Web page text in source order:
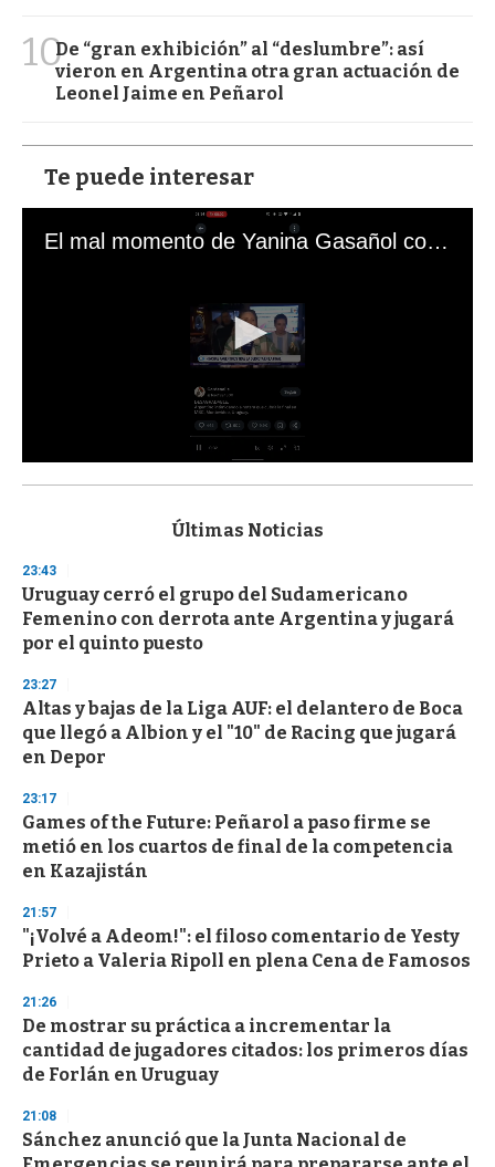
10De “gran exhibición” al “deslumbre”: así
vieron en Argentina otra gran actuación de
Leonel Jaime en Peñarol
Te puede interesar
El mal momento de Yanina Gasañol con un hincha argentino en "Subrayado"
s
d
s
o
f
3
s
e
c
o
n
Últimas Noticias
23:43
Uruguay cerró el grupo del Sudamericano
Femenino con derrota ante Argentina y jugará
por el quinto puesto
23:27
Altas y bajas de la Liga AUF: el delantero de Boca
que llegó a Albion y el "10" de Racing que jugará
en Depor
23:17
Games of the Future: Peñarol a paso firme se
metió en los cuartos de final de la competencia
en Kazajistán
21:57
"¡Volvé a Adeom!": el filoso comentario de Yesty
Prieto a Valeria Ripoll en plena Cena de Famosos
21:26
De mostrar su práctica a incrementar la
cantidad de jugadores citados: los primeros días
de Forlán en Uruguay
21:08
Sánchez anunció que la Junta Nacional de